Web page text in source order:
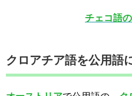
チェコ語
クロアチア語を公用語